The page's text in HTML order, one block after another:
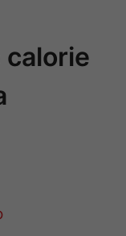
calorie